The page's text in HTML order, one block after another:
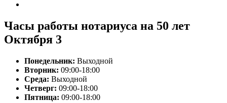
Часы работы нотариуса на 50 лет
Октября 3
Понедельник: Выходной
Вторник: 09:00-18:00
Среда: Выходной
Четверг: 09:00-18:00
Пятница: 09:00-18:00